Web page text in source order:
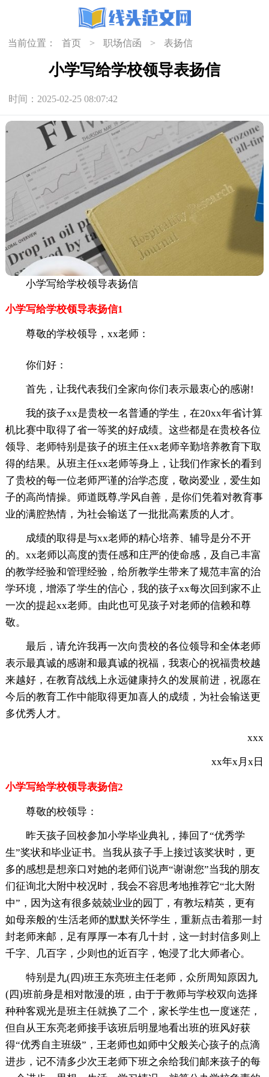
当前位置： 首页 > 职场信函 > 表扬信
小学写给学校领导表扬信
时间：2025-02-25 08:07:42
小学写给学校领导表扬信
小学写给学校领导表扬信1
尊敬的学校领导，xx老师：
你们好：
首先，让我代表我们全家向你们表示最衷心的感谢!
我的孩子xx是贵校一名普通的学生，在20xx年省计算
机比赛中取得了省一等奖的好成绩。这些都是在贵校各位
领导、老师特别是孩子的班主任xx老师辛勤培养教育下取
得的结果。从班主任xx老师等身上，让我们作家长的看到
了贵校的每一位老师严谨的治学态度，敬岗爱业，爱生如
子的高尚情操。师道既尊,学风自善，是你们凭着对教育事
业的满腔热情，为社会输送了一批批高素质的人才。
成绩的取得是与xx老师的精心培养、辅导是分不开
的。xx老师以高度的责任感和庄严的使命感，及自己丰富
的教学经验和管理经验，给所教学生带来了规范丰富的治
学环境，增添了学生的信心，我的孩子xx每次回到家不止
一次的提起xx老师。由此也可见孩子对老师的信赖和尊
敬。
最后，请允许我再一次向贵校的各位领导和全体老师
表示最真诚的感谢和最真诚的祝福，我衷心的祝福贵校越
来越好，在教育战线上永远健康持久的发展前进，祝愿在
今后的教育工作中能取得更加喜人的成绩，为社会输送更
多优秀人才。
xxx
xx年x月x日
小学写给学校领导表扬信2
尊敬的校领导：
昨天孩子回校参加小学毕业典礼，捧回了“优秀学
生”奖状和毕业证书。当我从孩子手上接过该奖状时，更
多的感想是想亲口对她的老师们说声“谢谢您”当我的朋友
们征询北大附中校况时，我会不容思考地推荐它“北大附
中”，因为这有很多兢兢业业的园丁，有教坛精英，更有
如母亲般的'生活老师的默默关怀学生，重新点击着那一封
封老师来邮，足有厚厚一本有几十封，这一封封信多则上
千字、几百字，少则也的近百字，饱浸了北大师者心。
特别是九(四)班王东亮班主任老师，众所周知原因九
(四)班前身是相对散漫的班，由于于教师与学校双向选择
种种客观光是班主任就换了二个，家长学生也一度迷茫，
但自从王东亮老师接手该班后明显地看出班的班风好获
得“优秀自主班级”，王老师也如师中父般关心孩子的点滴
进步，记不清多少次王老师下班之余给我们邮来孩子的每